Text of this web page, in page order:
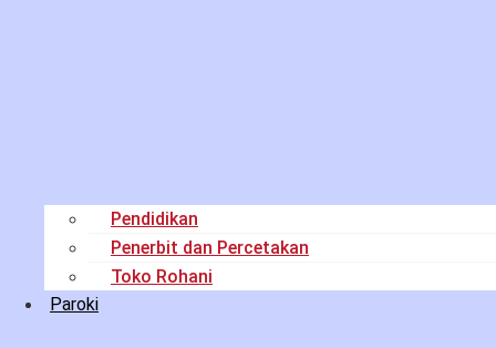
Pendidikan
Penerbit dan Percetakan
Toko Rohani
Paroki